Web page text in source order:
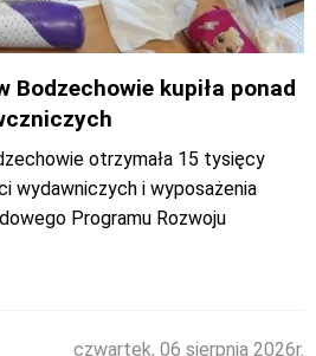
Bodzechowie kupiła ponad
otrzymała 15 tysięcy
wydawniczych i wyposażenia
Programu Rozwoju
czwartek, 06 sierpnia 2026r.